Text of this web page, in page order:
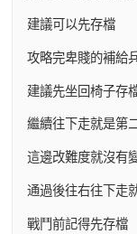
建議可以先存檔
攻略完卑賤的補給
建議先坐回椅子存
繼續往下走就是第
這邊改難度就沒有
通過後往右往下走
戰鬥前記得先存檔